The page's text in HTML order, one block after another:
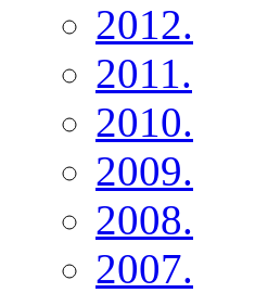
2012.
2011.
2010.
2009.
2008.
2007.